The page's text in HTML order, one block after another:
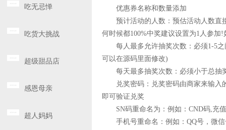
吃无忌惮
吃货大挑战
超级甜品店
感恩母亲
超人妈妈
优惠券名称和数量添加
预计活动的人数：预估活动人数直
何时候都100%中奖建议设置为1人参加
每人最多允许抽奖次数：必须1-5之
可以在源码里面修改)
每天最多抽奖次数：必须小于总抽
兑奖密码：兑奖密码由商家来输入的
即可验证兑奖
SN码重命名为：例如：CND码,充值
手机号重命名：例如：QQ号，微信